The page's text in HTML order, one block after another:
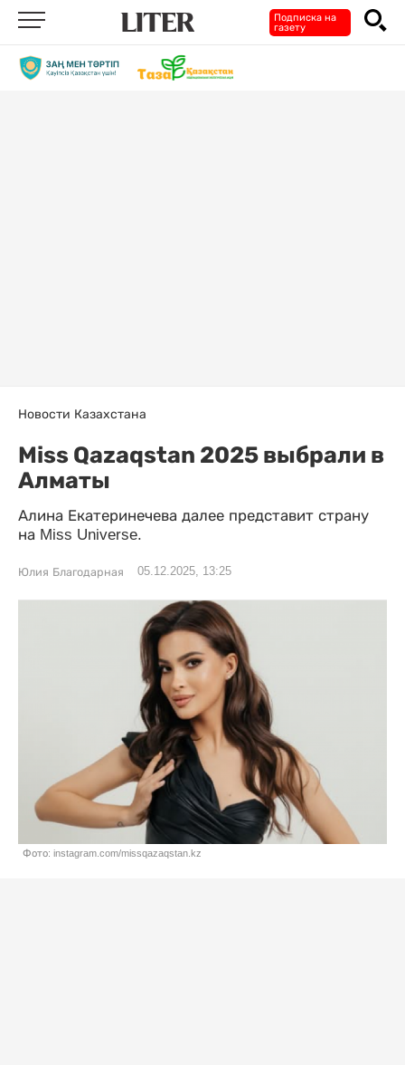
Подписка на
газету
Новости Казахстана
Miss Qazaqstan 2025 выбрали в
Алматы
Алина Екатеринечева далее представит страну
на Miss Universe.
Юлия Благодарная 05.12.2025, 13:25
Фото: instagram.com/missqazaqstan.kz